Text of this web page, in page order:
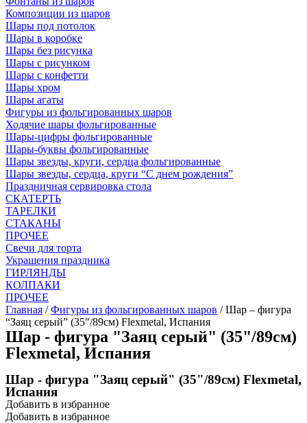
Композиции из шаров
Шары под потолок
Шары в коробке
Шары без рисунка
Шары с рисунком
Шары с конфетти
Шары хром
Шары агаты
Фигуры из фольгированных шаров
Ходячие шары фольгированные
Шары-цифры фольгированные
Шары-буквы фольгированные
Шары звезды, круги, сердца фольгированные
Шары звезды, сердца, круги “С днем рождения”
Праздничная сервировка стола
СКАТЕРТЬ
ТАРЕЛКИ
СТАКАНЫ
ПРОЧЕЕ
Свечи для торта
Украшения праздника
ГИРЛЯНДЫ
КОЛПАКИ
ПРОЧЕЕ
Главная /Фигуры из фольгированных шаров / Шар – фигура
“Заяц серый” (35″/89см) Flexmetal, Испания
Шар - фигура "Заяц серый" (35"/89см)
Flexmetal, Испания
Шар - фигура "Заяц серый" (35"/89см) Flexmetal,
Испания
Добавить в избранное
Добавить в избранное